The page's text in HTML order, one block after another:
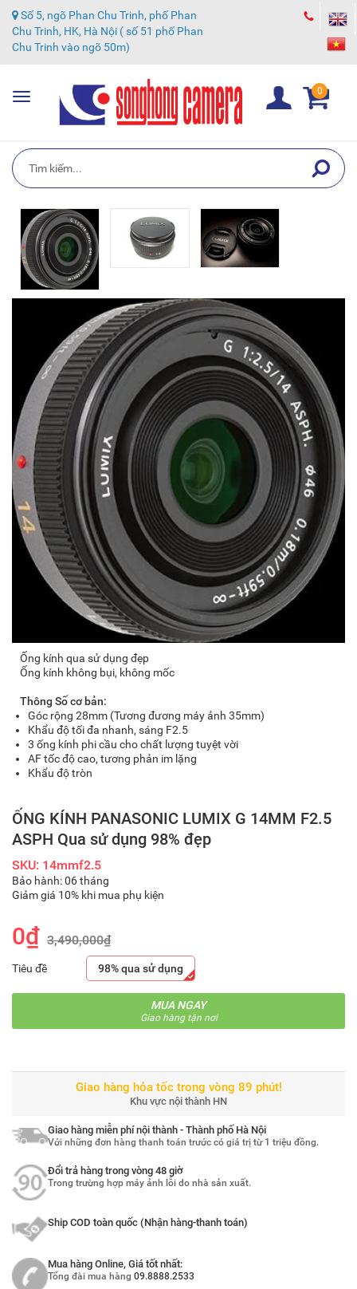
Số 5, ngõ Phan Chu Trinh, phố Phan
Chu Trinh, HK, Hà Nội ( số 51 phố Phan
Chu Trinh vào ngõ 50m)
Toggle
navigation
0
Ống kính qua sử dụng đẹp
Ống kính không bụi, không mốc
Thông Số cơ bản:
Góc rộng 28mm (Tương đương máy ảnh 35mm)
Khẩu độ tối đa nhanh, sáng F2.5
3 ống kính phi cầu cho chất lượng tuyệt vời
AF tốc độ cao, tương phản im lặng
Khẩu độ tròn
ỐNG KÍNH PANASONIC LUMIX G 14MM F2.5
ASPH Qua sử dụng 98% đẹp
SKU: 14mmf2.5
Bảo hành: 06 tháng
Giảm giá 10% khi mua phụ kiện
0₫ 3,490,000₫
Tiêu đề 98% qua sử dụng
MUA NGAY
Giao hàng tận nơi
Giao hàng hỏa tốc trong vòng 89 phút!
Khu vực nội thành HN
Giao hàng miễn phí nội thành - Thành phố Hà Nội
Với những đơn hàng thanh toán trước có giá trị từ 1 triệu đồng.
Đổi trả hàng trong vòng 48 giờ
Trong trường hợp máy ảnh lỗi do nhà sản xuất.
Ship COD toàn quốc (Nhận hàng-thanh toán)
Mua hàng Online, Giá tốt nhất:
Tổng đài mua hàng 09.8888.2533